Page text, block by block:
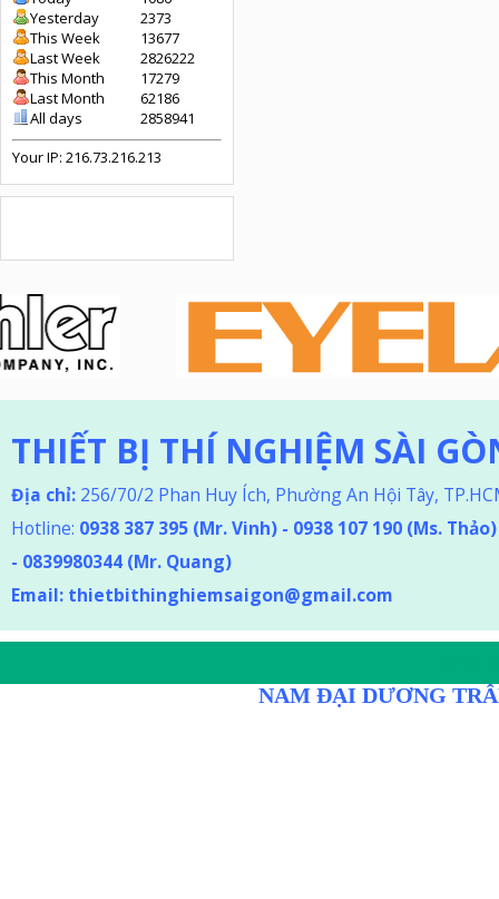
Yesterday
2373
This Week
13677
Last Week
2826222
This Month
17279
Last Month
62186
All days
2858941
Your IP: 216.73.216.213
THIẾT BỊ THÍ NGHIỆM SÀI
Địa chỉ: 256/70/2 Phan Huy Ích, Phường An Hội Tây,
Hotline: 0938 387 395 (Mr. Vinh) - 0938 107 190 (Ms. Thảo)
- 0839980344 (Mr. Quang)
Email: thietbithinghiemsaigon@gmail.com
NAM ĐẠI DƯƠNG